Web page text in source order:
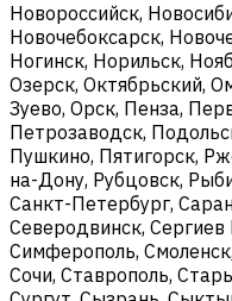
Новороссийск,
Новочебоксарск,
Ногинск, Норильск,
Озерск, Октябрьский,
Зуево, Орск, Пенза,
Петрозаводск,
Пушкино, Пятигорск,
на-Дону, Рубцовск,
Санкт-Петербург,
Северодвинск,
Симферополь,
Сочи, Ставрополь,